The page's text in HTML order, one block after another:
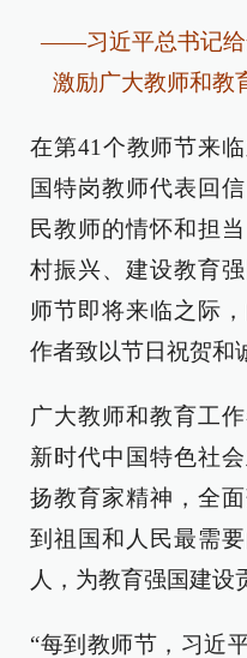
——习近平总书记给
激励广大教师和教
在第41个教师节来
国特岗教师代表回
民教师的情怀和担
村振兴、建设教育
师节即将来临之际
作者致以节日祝贺和
广大教师和教育工
新时代中国特色社
扬教育家精神，全
到祖国和人民最需
人，为教育强国建设
“每到教师节，习近